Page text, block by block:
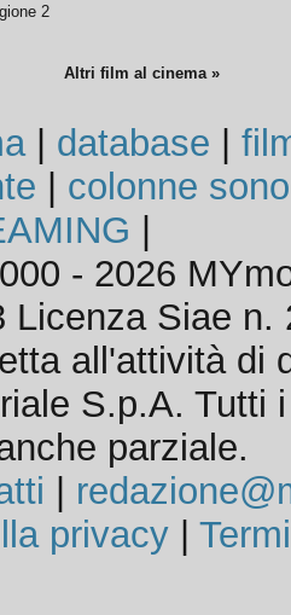
2
Altri film al cinema »
| database
colonne
- 2026
Licenza Siae n.
all'attività di
S.p.A. Tutti
parziale.
privacy|